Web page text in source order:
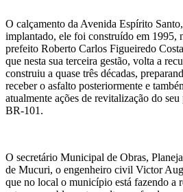
O calçamento da Avenida Espírito
implantado, ele foi construído em 1995,
prefeito Roberto Carlos Figueiredo
que nesta sua terceira gestão, volta a
construiu a quase três décadas,
receber o asfalto posteriormente e
atualmente ações de revitalização do
BR-101.
O secretário Municipal de Obras,
de Mucuri, o engenheiro civil Victor
que no local o município está fazendo a